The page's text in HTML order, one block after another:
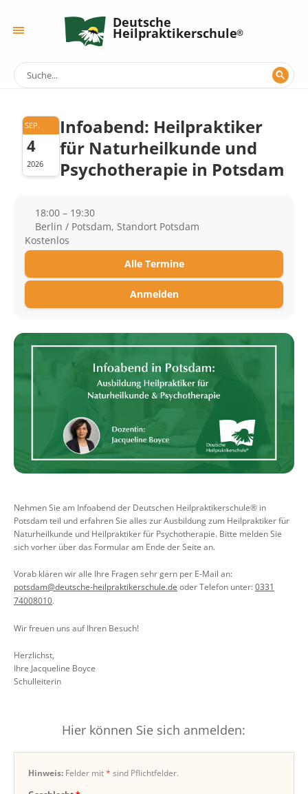
Deutsche
Heilpraktikerschule
SEP.
4
2026
Infoabend: Heilpraktiker
für Naturheilkunde und
Psychotherapie in Potsdam
18:00 – 19:30
Berlin / Potsdam, Standort Potsdam
Kostenlos
Alle Termine
Anmelden
Nehmen Sie am Infoabend der Deutschen Heilpraktikerschule® in
Potsdam teil und erfahren Sie alles zur Ausbildung zum Heilpraktiker für
Naturheilkunde und Heilpraktiker für Psychotherapie. Bitte melden Sie
sich vorher über das Formular am Ende der Seite an.
Vorab klären wir alle Ihre Fragen sehr gern per E-Mail an:
potsdam@deutsche-heilpraktikerschule.de oder Telefon unter:0331
74008010.
Wir freuen uns auf Ihren Besuch!
Herzlichst,
Ihre Jacqueline Boyce
Schulleiterin
Hier können Sie sich anmelden:
Hinweis: Felder mit* sind Pflichtfelder.